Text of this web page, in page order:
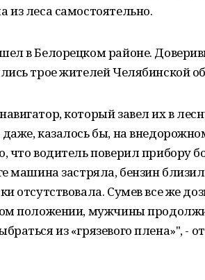
леса самостоятельно.
в Белорецком районе.
трое жителей Челябинской
который завел их в
казалось бы, на
что водитель поверил прибору
машина застряла, бензин
отсутствовала. Сумев все же
положении, мужчины
из «грязевого плена»", -